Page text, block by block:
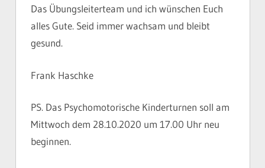
Das Übungsleiterteam und ich wünschen Euch
alles Gute. Seid immer wachsam und bleibt
gesund.
Frank Haschke
PS. Das Psychomotorische Kinderturnen soll am
Mittwoch dem 28.10.2020 um 17.00 Uhr neu
beginnen.